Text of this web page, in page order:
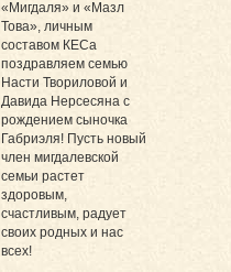
«Мигдаля» и «Мазл
Това», личным
составом КЕСа
поздравляем семью
Насти Твориловой и
Давида Нерсесяна с
рождением сыночка
Габриэля! Пусть новый
член мигдалевской
семьи растет
здоровым,
счастливым, радует
своих родных и нас
всех!